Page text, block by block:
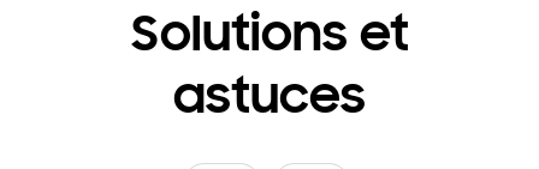
Solutions et
astuces